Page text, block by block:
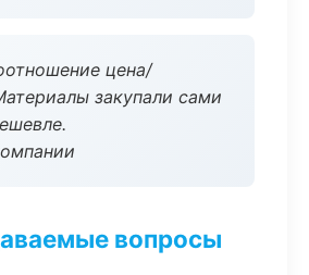
цена/
закупали сами
вопросы